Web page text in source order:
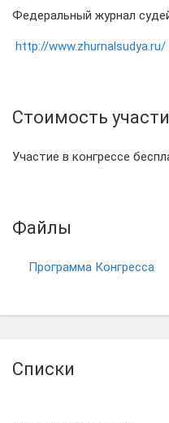
Федеральный журнал
http://www.zhurnalsudya.ru/
Стоимость
Участие в конгрессе
Файлы
Программа Конгресса
Списки